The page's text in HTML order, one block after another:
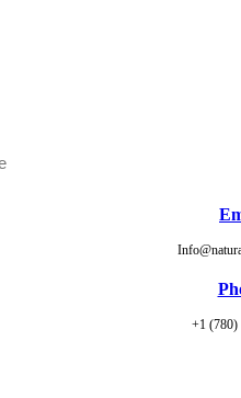
+1 (780)